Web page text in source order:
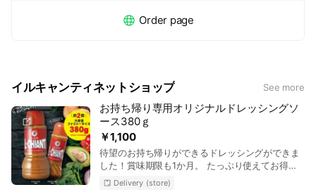
Order page
イルキャンティネットショップ See more
￥1,100
お持ち帰り専用オリジナルドレッシングソ
ース380ｇ
待望のお持ち帰りができるドレッシングができま
した！賞味期限も1か月。 たっぷり使えてお得な
ファミリーサイズの380ｇ お店のドレッシングの
Delivery (store)